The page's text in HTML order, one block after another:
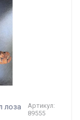
лоза
Артикул:
89555